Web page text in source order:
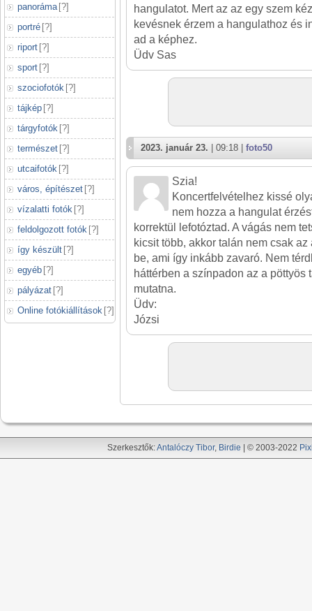
panoráma [?]
portré [?]
riport [?]
sport [?]
szociofotók [?]
tájkép [?]
tárgyfotók [?]
természet [?]
utcaifotók [?]
város, építészet [?]
vízalatti fotók [?]
feldolgozott fotók [?]
így készült [?]
egyéb [?]
pályázat [?]
Online fotókiállítások [?]
hangulatot. Mert az az egy szem
kevésnek érzem a hangulathoz és
ad a képhez.
Üdv Sas
2023. január 23. | 09:18 | foto50
Szia!
Koncertfelvételhez kissé
nem hozza a hangulat
korrektül lefotóztad. A vágás nem
kicsit több, akkor talán nem csak
be, ami így inkább zavaró. Nem
háttérben a színpadon az a pöttyös
mutatna.
Üdv:
Józsi
Szerkesztők:Antalóczy Tibor, Birdie | © 2003-2022